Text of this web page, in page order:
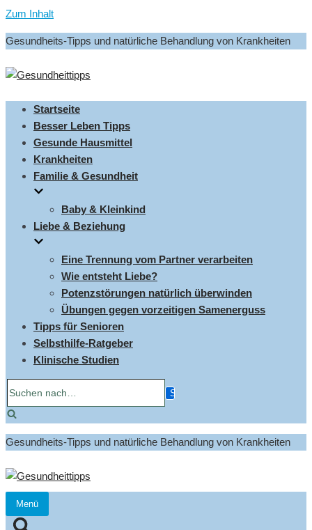
Zum Inhalt
Gesundheits-Tipps und natürliche Behandlung von Krankheiten
Startseite
Besser Leben Tipps
Gesunde Hausmittel
Krankheiten
Familie & Gesundheit
Baby & Kleinkind
Liebe & Beziehung
Eine Trennung vom Partner verarbeiten
Wie entsteht Liebe?
Potenzstörungen natürlich überwinden
Übungen gegen vorzeitigen Samenerguss
Tipps für Senioren
Selbsthilfe-Ratgeber
Klinische Studien
Gesundheits-Tipps und natürliche Behandlung von Krankheiten
Menü
Navigation
umschalten